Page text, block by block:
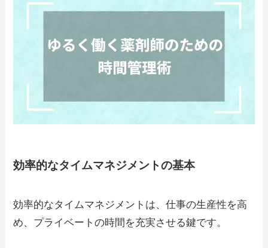
効率的なタイムマネジメントの基本
効率的なタイムマネジメントは、仕事の生産性を高
め、プライベートの時間を充実させる鍵です。